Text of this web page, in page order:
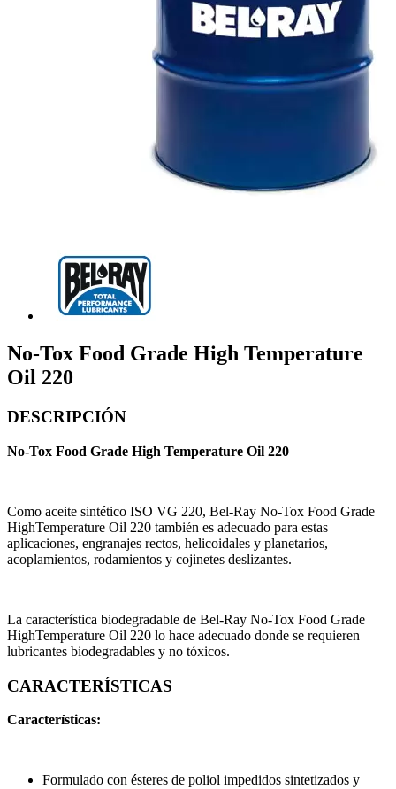
No-Tox Food Grade High Temperature
Oil 220
DESCRIPCIÓN
No-Tox Food Grade High Temperature Oil 220
Como aceite sintético ISO VG 220, Bel-Ray No-Tox Food Grade
HighTemperature Oil 220 también es adecuado para estas
aplicaciones, engranajes rectos, helicoidales y planetarios,
acoplamientos, rodamientos y cojinetes deslizantes.
La característica biodegradable de Bel-Ray No-Tox Food Grade
HighTemperature Oil 220 lo hace adecuado donde se requieren
lubricantes biodegradables y no tóxicos.
CARACTERÍSTICAS
Características:
Formulado con ésteres de poliol impedidos sintetizados y